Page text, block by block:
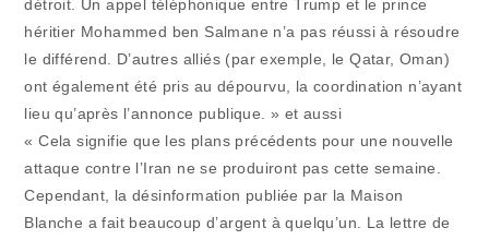
détroit. Un appel téléphonique entre Trump et le prince
héritier Mohammed ben Salmane n’a pas réussi à résoudre
le différend. D’autres alliés (par exemple, le Qatar, Oman)
ont également été pris au dépourvu, la coordination n’ayant
lieu qu’après l’annonce publique. » et aussi
« Cela signifie que les plans précédents pour une nouvelle
attaque contre l’Iran ne se produiront pas cette semaine.
Cependant, la désinformation publiée par la Maison
Blanche a fait beaucoup d’argent à quelqu’un. La lettre de